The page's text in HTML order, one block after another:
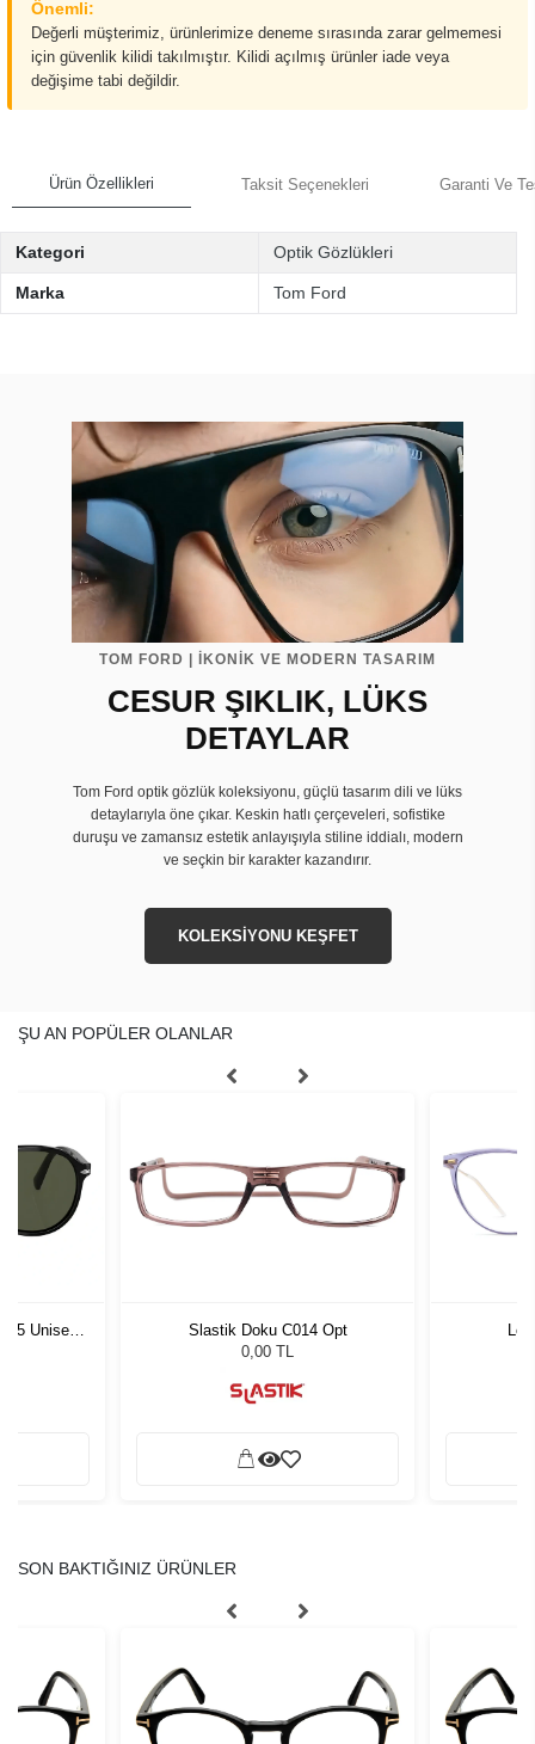
Önemli:
Değerli müşterimiz, ürünlerimize deneme sırasında zarar gelmemesi
için güvenlik kilidi takılmıştır. Kilidi açılmış ürünler iade veya
değişime tabi değildir.
Ürün Özellikleri Taksit Seçenekleri Garanti Ve
Kategori Optik Gözlükleri
Marka Tom Ford
TOM FORD | İKONİK VE MODERN TASARIM
CESUR ŞIKLIK, LÜKS
DETAYLAR
Tom Ford optik gözlük koleksiyonu, güçlü tasarım dili ve lüks
detaylarıyla öne çıkar. Keskin hatlı çerçeveleri, sofistike
duruşu ve zamansız estetik anlayışıyla stiline iddialı, modern
ve seçkin bir karakter kazandırır.
KOLEKSİYONU KEŞFET
ŞU AN POPÜLER OLANLAR
55 Unisex
Slastik Doku C014 Opt
0,00 TL
SON BAKTIĞINIZ ÜRÜNLER